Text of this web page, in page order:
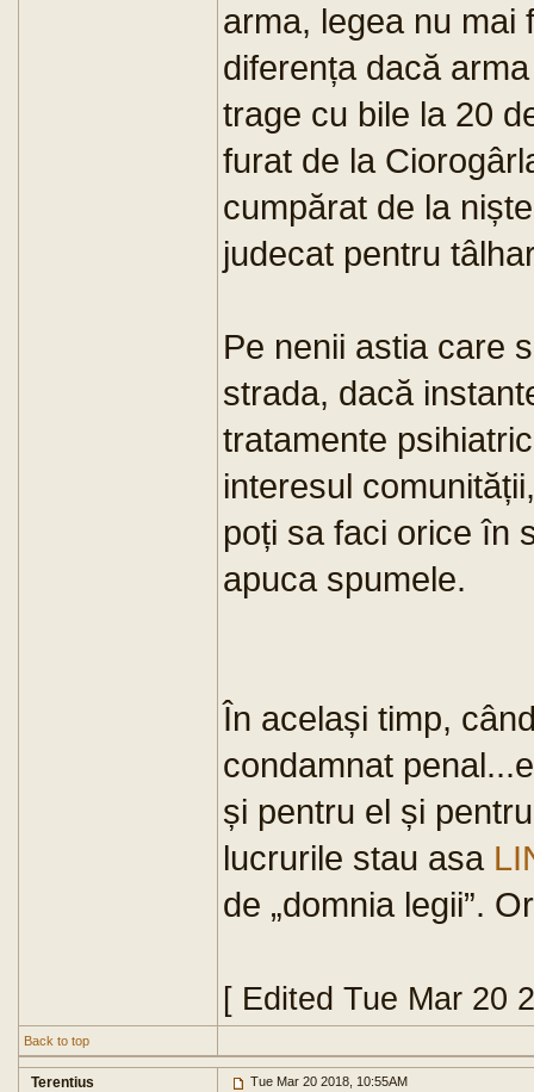
arma, legea nu mai
diferența dacă
trage cu bile la 20
furat de la
cumpărat de la
judecat pentru
Pe nenii astia care
strada, dacă
tratamente
interesul
poți sa faci orice în
apuca spumele.
În același timp,
condamnat
și pentru el și
lucrurile stau asa
de „domnia legii”.
[ Edited Tue Mar 20
Back to top
Terentius Tue Mar 20 2018, 10:55AM